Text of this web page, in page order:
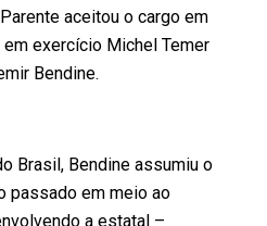
aceitou o cargo em
exercício Michel Temer
Bendine.
Brasil, Bendine assumiu o
passado em meio ao
a estatal –